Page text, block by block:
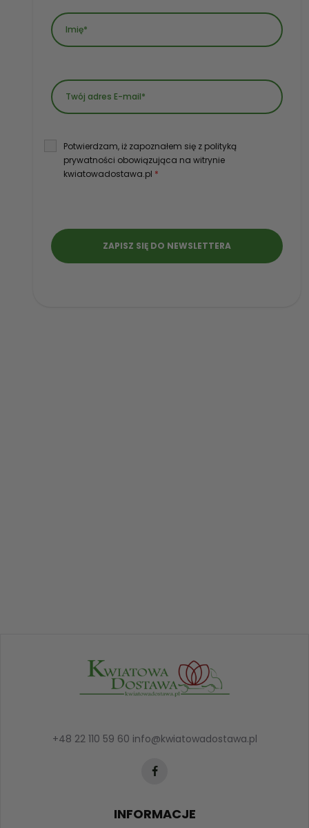
Potwierdzam, iż zapoznałem się z polityką
prywatności obowiązująca na witrynie
kwiatowadostawa.pl *
+48 22 110 59 60 info@kwiatowadostawa.pl
INFORMACJE